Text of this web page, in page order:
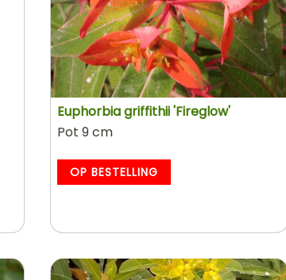
Euphorbia griffithii 'Fireglow'
Pot 9 cm
OP BESTELLING